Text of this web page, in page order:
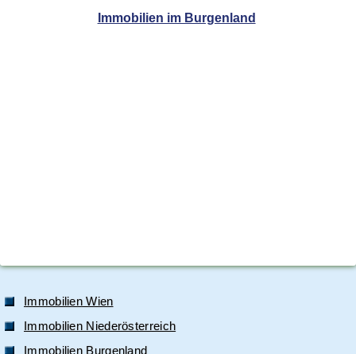
Immobilien im Burgenland
Immobilien Wien
Immobilien Niederösterreich
Immobilien Burgenland